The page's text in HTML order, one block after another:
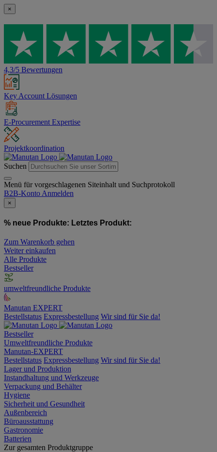
×
4,3/5 Bewertungen
Key Account Lösungen
E-Procurement Expertise
Projektkoordination
Suchen
Menü für vorgeschlagenen Siteinhalt und Suchprotokoll
B2B-Konto Anmelden
×
% neue Produkte: Letztes Produkt:
Zum Warenkorb gehen
Weiter einkaufen
Alle Produkte
Bestseller
umweltfreundliche Produkte
Manutan EXPERT
Bestellstatus Expressbestellung Wir sind für Sie da!
Bestseller
Umweltfreundliche Produkte
Manutan-EXPERT
Bestellstatus Expressbestellung Wir sind für Sie da!
Lager und Produktion
Instandhaltung und Werkzeuge
Verpackung und Behälter
Hygiene
Sicherheit und Gesundheit
Außenbereich
Büroausstattung
Gastronomie
Batterien
Zur gesamten Produktgruppe